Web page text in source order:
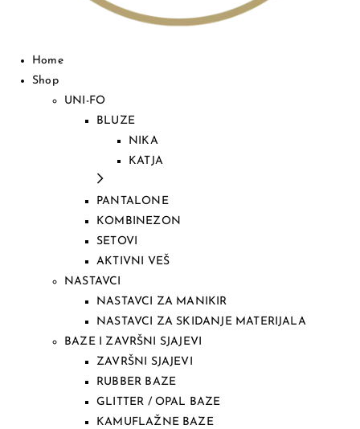
Home
Shop
UNI-FO
BLUZE
NIKA
KATJA
PANTALONE
KOMBINEZON
SETOVI
AKTIVNI VEŠ
NASTAVCI
NASTAVCI ZA MANIKIR
NASTAVCI ZA SKIDANJE MATERIJALA
BAZE I ZAVRŠNI SJAJEVI
ZAVRŠNI SJAJEVI
RUBBER BAZE
GLITTER / OPAL BAZE
KAMUFLAŽNE BAZE